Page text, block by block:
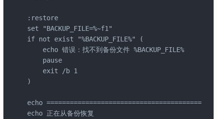
:restore
set "BACKUP_FILE=%~f1"
if not exist "%BACKUP_FILE%" (
    echo 错误：找不到备份文件 %BACKUP_FILE%
    pause
    exit /b 1
)
echo ========================================
echo 正在从备份恢复